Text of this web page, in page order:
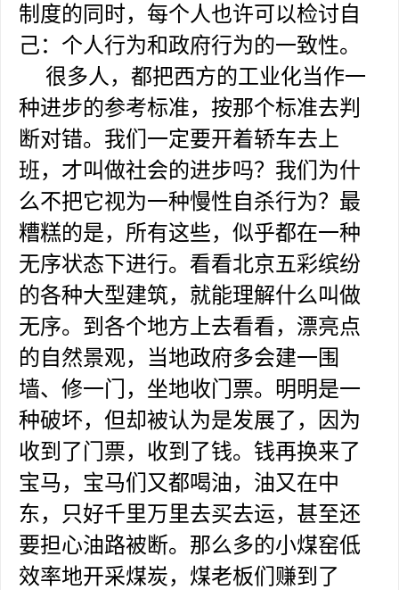
制度的同时，每个人也许可以检讨自
己：个人行为和政府行为的一致性。
很多人，都把西方的工业化当作一
种进步的参考标准，按那个标准去判
断对错。我们一定要开着轿车去上
班，才叫做社会的进步吗？我们为什
么不把它视为一种慢性自杀行为？最
糟糕的是，所有这些，似乎都在一种
无序状态下进行。看看北京五彩缤纷
的各种大型建筑，就能理解什么叫做
无序。到各个地方上去看看，漂亮点
的自然景观，当地政府多会建一围
墙、修一门，坐地收门票。明明是一
种破坏，但却被认为是发展了，因为
收到了门票，收到了钱。钱再换来了
宝马，宝马们又都喝油，油又在中
东，只好千里万里去买去运，甚至还
要担心油路被断。那么多的小煤窑低
效率地开采煤炭，煤老板们赚到了